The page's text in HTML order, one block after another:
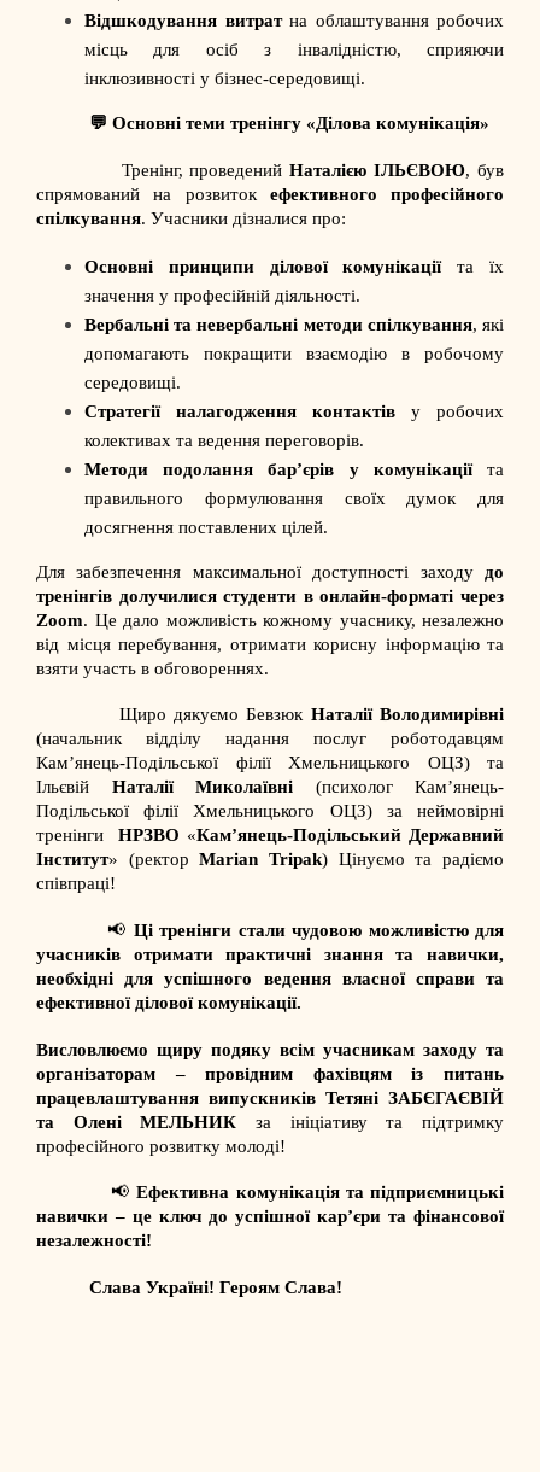
Відшкодування витратна облаштування робочих
місць для осіб з інвалідністю, сприяючи
інклюзивності у бізнес-середовищі.
💬 Основні теми тренінгу «Ділова комунікація»
Тренінг, проведенийНаталією ІЛЬЄВОЮ, був
спрямований на розвиток ефективного професійного
спілкування. Учасники дізналися про:
Основні принципи ділової комунікаціїта їх
значення у професійній діяльності.
Вербальні та невербальні методи спілкування, які
допомагають покращити взаємодію в робочому
середовищі.
Стратегії налагодження контактів у робочих
колективах та ведення переговорів.
Методи подолання бар’єрів у комунікаціїта
правильного формулювання своїх думок для
досягнення поставлених цілей.
Для забезпечення максимальної доступності заходу до
тренінгів долучилися студенти в онлайн-форматі через
Zoom. Це дало можливість кожному учаснику, незалежно
від місця перебування, отримати корисну інформацію та
взяти участь в обговореннях.
Щиро дякуємо Бевзюк Наталії Володимирівні
(начальник відділу надання послуг роботодавцям
Кам’янець-Подільської філії Хмельницького ОЦЗ) та
Ільєвій Наталії Миколаївні (психолог Кам’янець-
Подільської філії Хмельницького ОЦЗ) за неймовірні
тренінги НРЗВО «Кам’янець-Подільський Державний
Інститут» (ректорMarian Tripak) Цінуємо та радіємо
співпраці!
📢Ці тренінги стали чудовою можливістю для
учасників отримати практичні знання та навички,
необхідні для успішного ведення власної справи та
ефективної ділової комунікації.
Висловлюємо щиру подяку всім учасникам заходу та
організаторам – провідним фахівцям із питань
працевлаштування випускників Тетяні ЗАБЄГАЄВІЙ
та Олені МЕЛЬНИК за ініціативу та підтримку
професійного розвитку молоді!
📢Ефективна комунікація та підприємницькі
навички – це ключ до успішної кар’єри та фінансової
незалежності!
Слава Україні! Героям Слава!